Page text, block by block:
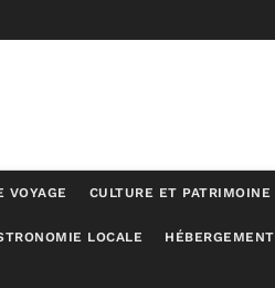
VOYAGE CULTURE ET PATRIMOINE
LOCALE HÉBERGEMENT